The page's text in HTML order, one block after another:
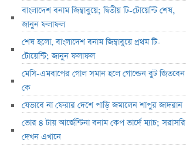
বাংলাদেশ বনাম জিম্বাবুয়ে; দ্বিতীয় টি-টোয়েন্টি শেষ,
জানুন ফলাফল
শেষ হলো, বাংলাদেশ বনাম জিম্বাবুয়ে প্রথম টি-
টোয়েন্টি; জানুন ফলাফল
মেসি-এমবাপের গোল সমান হলে গোল্ডেন বুট জিতবেন
কে
যেভাবে না ফেরার দেশে পাড়ি জমালেন শাপুর জাদরান
ভোর ৪ টায় আর্জেন্টিনা বনাম কেপ ভার্দে ম্যাচ; সরাসরি
দেখন এখানে